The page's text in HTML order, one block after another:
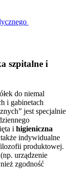
szpitalne i
do niemal
i gabinetach
jest specjalnie
i higieniczna
także indywidualne
produktowej.
urządzenie
zgodność